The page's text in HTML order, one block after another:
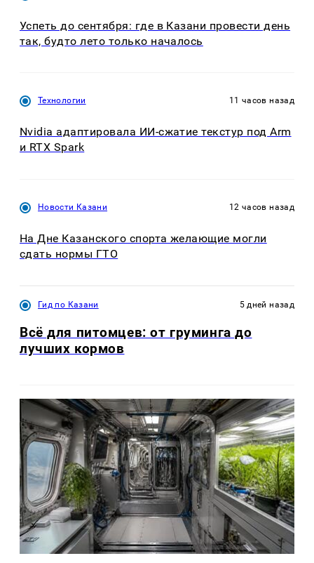
Успеть до сентября: где в Казани провести день
так, будто лето только началось
Технологии 11 часов назад
Nvidia адаптировала ИИ-сжатие текстур под Arm
и RTX Spark
Новости Казани 12 часов назад
На Дне Казанского спорта желающие могли
сдать нормы ГТО
Гид по Казани 5 дней назад
Всё для питомцев: от груминга до
лучших кормов